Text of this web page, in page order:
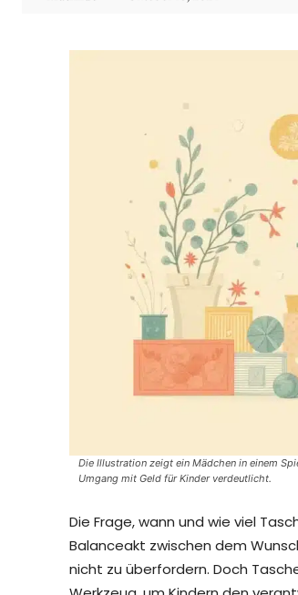
Die Illustration zeigt ein Mädchen in einem
Umgang mit Geld für Kinder verdeutlicht.
Die Frage, wann und wie viel
Balanceakt zwischen dem
nicht zu überfordern. Doch